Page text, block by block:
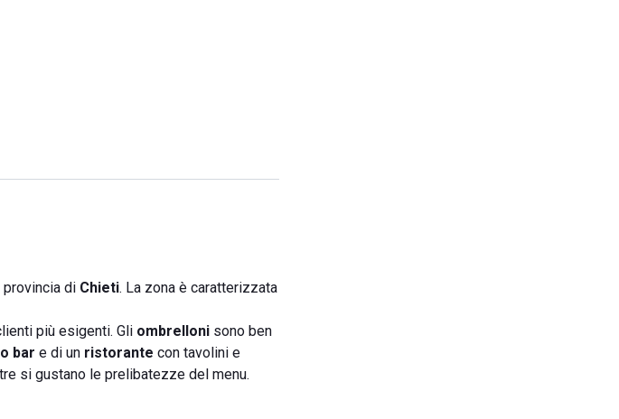
provincia di Chieti. La zona è caratterizzata
più esigenti. Gli ombrelloni sono ben
bar e di un ristorante con tavolini e
si gustano le prelibatezze del menu.